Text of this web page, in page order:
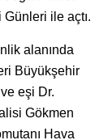
Günleri ile açtı.
alanında
Büyükşehir
eşi Dr.
Gökmen
Hava